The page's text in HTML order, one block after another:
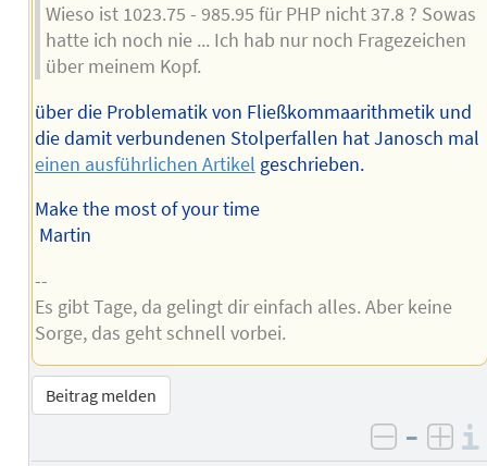
Wieso ist 1023.75 - 985.95 für PHP nicht 37.8 ? Sowas
hatte ich noch nie ... Ich hab nur noch Fragezeichen
über meinem Kopf.
über die Problematik von Fließkommaarithmetik und
die damit verbundenen Stolperfallen hat Janosch mal
einen ausführlichen Artikel geschrieben.
Make the most of your time
Martin
--
Es gibt Tage, da gelingt dir einfach alles. Aber keine
Sorge, das geht schnell vorbei.
Beitrag melden
negativ
–